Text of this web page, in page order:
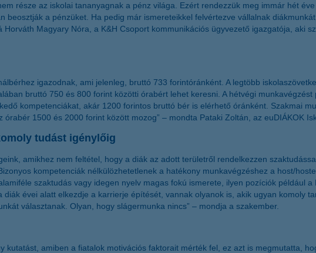
része az iskolai tananyagnak a pénz világa. Ezért rendezzük meg immár hét
beosztják a pénzüket. Ha pedig már ismereteikkel felvértezve vállalnak
Horváth Magyary Nóra, a K&H Csoport kommunikációs ügyvezető igazgatója, aki
igazodnak, ami jelenleg, bruttó 733 forintóránként. A legtöbb
bruttó 750 és 800 forint közötti órabért lehet keresni. A hétvégi
kompetenciákat, akár 1200 forintos bruttó bér is elérhető óránként. Szakmai
1500 és 2000 forint között mozog” – mondta Pataki Zoltán, az euDIÁKOK
tudást igénylőig
amikhez nem feltétel, hogy a diák az adott területről rendelkezzen
kompetenciák nélkülözhetetlenek a hatékony munkavégzéshez a host/
szaktudás vagy idegen nyelv magas fokú ismerete, ilyen pozíciók például
évei alatt elkezdje a karrierje építését, vannak olyanok is, akik ugyan komoly
választanak. Olyan, hogy slágermunka nincs” – mondja a szakember.
kutatást, amiben a fiatalok motivációs faktorait mérték fel, ez azt is megmutatta,